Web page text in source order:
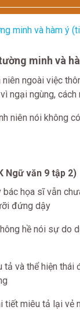
minh và hàm ý
minh và
niên ngoài việc
ngại ngùng, cách
niên nói không
Ngữ văn 9 tập 2)
họa sĩ vẫn
đứng dậy
hề nói sự do
tả và thể hiện
tiết miêu tả lại vẻ